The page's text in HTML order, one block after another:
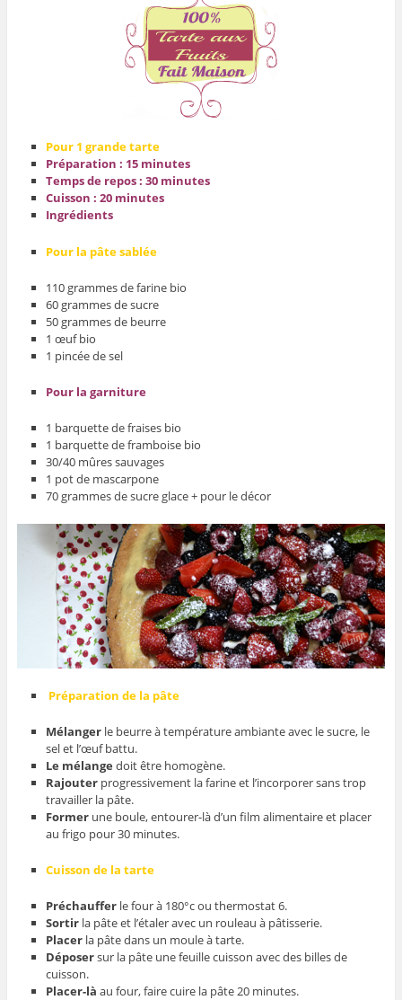
Pour 1 grande tarte
Préparation : 15 minutes
Temps de repos : 30 minutes
Cuisson : 20 minutes
Ingrédients
Pour la pâte sablée
110 grammes de farine bio
60 grammes de sucre
50 grammes de beurre
1 œuf bio
1 pincée de sel
Pour la garniture
1 barquette de fraises bio
1 barquette de framboise bio
30/40 mûres sauvages
1 pot de mascarpone
70 grammes de sucre glace + pour le décor
Préparation de la pâte
Mélanger le beurre à température ambiante avec le sucre, le
sel et l’œuf battu.
Le mélange doit être homogène.
Rajouter progressivement la farine et l’incorporer sans trop
travailler la pâte.
Former une boule, entourer-là d’un film alimentaire et placer
au frigo pour 30 minutes.
Cuisson de la tarte
Préchauffer le four à 180°c ou thermostat 6.
Sortir la pâte et l’étaler avec un rouleau à pâtisserie.
Placer la pâte dans un moule à tarte.
Déposersur la pâte une feuille cuisson avec des billes de
cuisson.
Placer-là au four, faire cuire la pâte 20 minutes.